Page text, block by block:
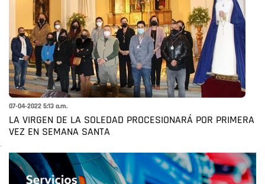
07-04-2022 5:13 a.m.
LA VIRGEN DE LA SOLEDAD PROCESIONARÁ POR PRIMERA
VEZ EN SEMANA SANTA